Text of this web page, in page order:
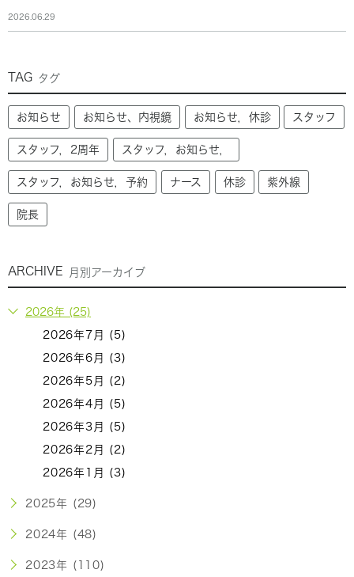
2026.06.29
TAG タグ
お知らせ お知らせ、内視鏡 お知らせ，休診 スタッフ
スタッフ，2周年 スタッフ，お知らせ，
スタッフ，お知らせ，予約 ナース 休診 紫外線
院長
ARCHIVE 月別アーカイブ
2026年 (25)
2026年7月 (5)
2026年6月 (3)
2026年5月 (2)
2026年4月 (5)
2026年3月 (5)
2026年2月 (2)
2026年1月 (3)
2025年 (29)
2024年 (48)
2023年 (110)